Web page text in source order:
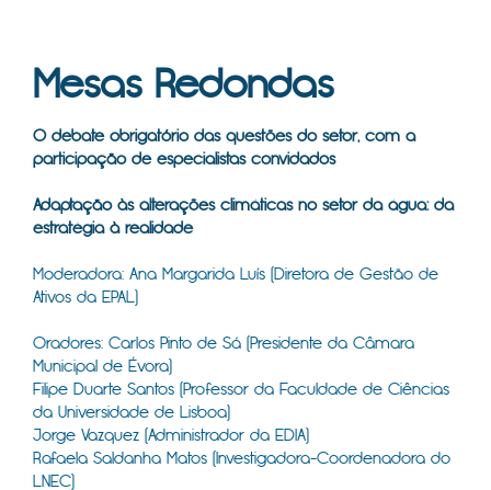
Mesas Redondas
O debate obrigatório das questões do setor, com a
participação de especialistas convidados ​
Adaptação às alterações climáticas no setor da água: da
estratégia à realidade ​ ​
Moderadora: Ana Margarida Luís (Diretora de Gestão de
Ativos da EPAL)
​Oradores: Carlos Pinto de Sá (Presidente da Câmara
Municipal de Évora)
Filipe Duarte Santos (Professor da Faculdade de Ciências
da Universidade de Lisboa)
Jorge Vazquez (Administrador da EDIA)
Rafaela Saldanha Matos (Investigadora-Coordenadora do
LNEC)